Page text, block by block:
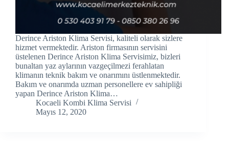
panel
panel
panel
Derince Ariston Klima Servisi, kaliteli olarak sizlere
hizmet vermektedir. Ariston firmasının servisini
üstelenen Derince Ariston Klima Servisimiz, bizleri
bunaltan yaz aylarının vazgeçilmezi ferahlatan
klimanın teknik bakım ve onarımını üstlenmektedir.
Bakım ve onarımda uzman personellere ev sahipliği
yapan Derince Ariston Klima…
Kocaeli Kombi Klima Servisi
Mayıs 12, 2020